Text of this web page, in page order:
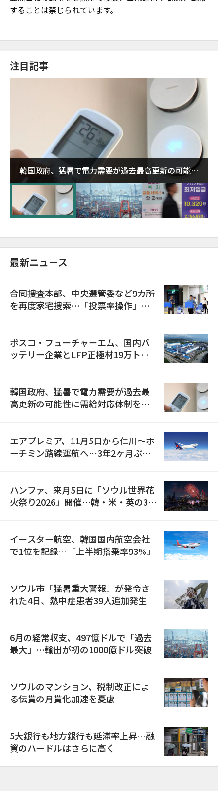
することは禁じられています。
注目記事
韓国政府、猛暑で電力需要が過去最高更新の可能性
に需給対応体制を点検
最新ニュース
合同捜査本部、中央選管委など9カ所
を再度家宅捜索…「投票率操作」の
ポスコ・フューチャーエム、国内バ
ッテリー企業とLFP正極材19万トン
韓国政府、猛暑で電力需要が過去最
高更新の可能性に需給対応体制を点
エアプレミア、11月5日から仁川〜ホ
ーチミン路線運航へ…3年2ヶ月ぶり
ハンファ、来月5日に「ソウル世界花
火祭り2026」開催…韓・米・英の3カ
イースター航空、韓国国内航空会社
で1位を記録…「上半期搭乗率93%」
ソウル市「猛暑重大警報」が発令さ
れた4日、熱中症患者39人追加発生
6月の経常収支、497億ドルで「過去
最大」…輸出が初の1000億ドル突破
ソウルのマンション、税制改正によ
る伝貰の月貰化加速を憂慮
5大銀行も地方銀行も延滞率上昇…融
資のハードルはさらに高く